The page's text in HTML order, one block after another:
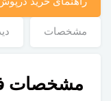
مشخصات
مشخصات